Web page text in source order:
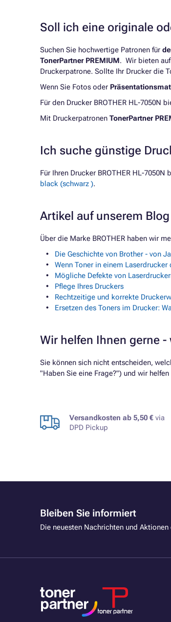
Soll ich eine originale
Suchen Sie hochwertige Patronen für
TonerPartner PREMIUM. Wir bieten
Druckerpatrone. Sollte Ihr Drucker die
Wenn Sie Fotos oder
Für den Drucker BROTHER HL-7050N
Mit Druckerpatronen TonerPartner
Ich suche günstige
Für Ihren Drucker BROTHER HL-
black (schwarz ).
Artikel auf unserem Blog
Über die Marke BROTHER haben wir
Die Geschichte von Brother - von
Wenn Toner in einem
Mögliche Defekte von
Pflege Ihres Druckers
Rechtzeitige und korrekte
Ersetzen des Toners im Drucker:
Wir helfen Ihnen gerne
Sie können sich nicht entscheiden,
"Haben Sie eine Frage?") und wir
Versandkosten ab 5,50 € via
DPD Pickup
Bleiben Sie informiert
Die neuesten Nachrichten und